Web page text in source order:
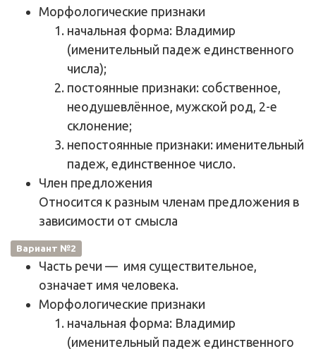
Морфологические признаки
начальная форма: Владимир
(именительный падеж единственного
числа);
постоянные признаки: собственное,
неодушевлённое, мужской род, 2-е
склонение;
непостоянные признаки: именительный
падеж, единственное число.
Член предложения
Относится к разным членам предложения в
зависимости от смысла
Вариант №2
Часть речи — имя существительное,
означает имя человека.
Морфологические признаки
начальная форма: Владимир
(именительный падеж единственного